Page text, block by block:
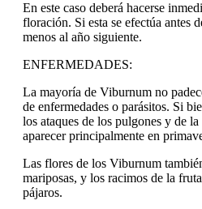
En este caso deberá hacerse
floración. Si esta se efectúa antes
menos al año siguiente.
ENFERMEDADES:
La mayoría de Viburnum no
de enfermedades o parásitos. Si
los ataques de los pulgones y de
aparecer principalmente en
Las flores de los Viburnum
mariposas, y los racimos de la
pájaros.